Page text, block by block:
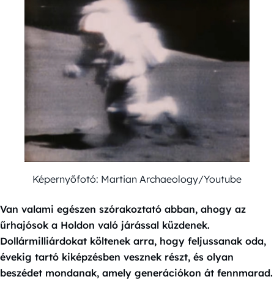
Képernyőfotó: Martian Archaeology/Youtube
Van valami egészen szórakoztató abban, ahogy az
űrhajósok a Holdon való járással küzdenek.
Dollármilliárdokat költenek arra, hogy feljussanak oda,
évekig tartó kiképzésben vesznek részt, és olyan
beszédet mondanak, amely generációkon át fennmarad.